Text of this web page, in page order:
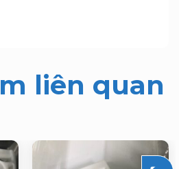
liên quan